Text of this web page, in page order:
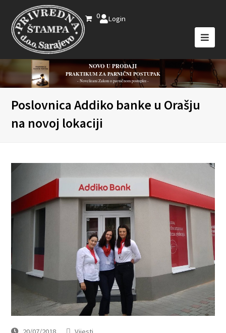
0 Login
NOVO U PRODAJI
PRAKTIKUM ZA PARNIČNI POSTUPAK
- Novelirani Zakon o parničnom postupku -
Poslovnica Addiko banke u Orašju
na novoj lokaciji